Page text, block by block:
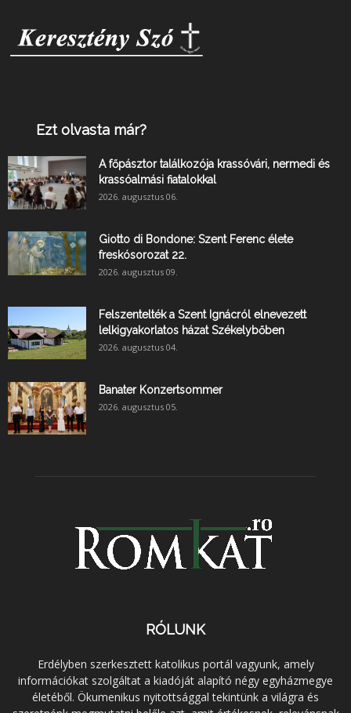
Ezt olvasta már?
A főpásztor találkozója krassóvári, nermedi és
krassóalmási fiatalokkal
2026. augusztus 06.
Giotto di Bondone: Szent Ferenc élete
freskósorozat 22.
2026. augusztus 09.
Felszentelték a Szent Ignácról elnevezett
lelkigyakorlatos házat Székelybőben
2026. augusztus 04.
Banater Konzertsommer
2026. augusztus 05.
RÓLUNK
Erdélyben szerkesztett katolikus portál vagyunk, amely
információkat szolgáltat a kiadóját alapító négy egyházmegye
életéből. Ökumenikus nyitottsággal tekintünk a világra és